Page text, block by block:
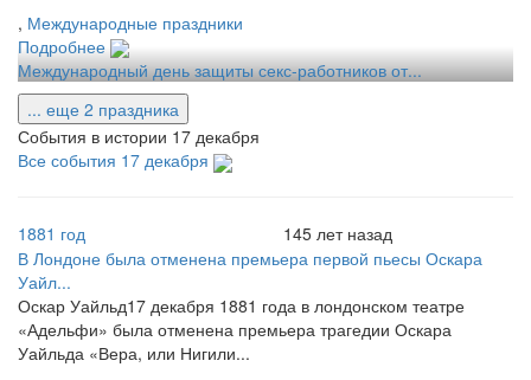
, Международные праздники
Подробнее
Международный день защиты секс-работников от...
... еще 2 праздника
События в истории 17 декабря
Все события 17 декабря
1881 год
145 лет назад
В Лондоне была отменена премьера первой пьесы Оскара
Уайл...
Оскар Уайльд17 декабря 1881 года в лондонском театре
«Адельфи» была отменена премьера трагедии Оскара
Уайльда «Вера, или Нигили...